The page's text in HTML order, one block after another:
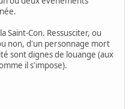
Saint-Con. Ressusciter, ou
non, d'un personnage mort
sont dignes de louange (aux
il s'impose).